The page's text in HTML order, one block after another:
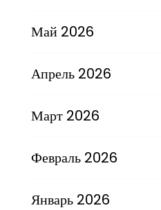
Май 2026
Апрель 2026
Март 2026
Февраль 2026
Январь 2026